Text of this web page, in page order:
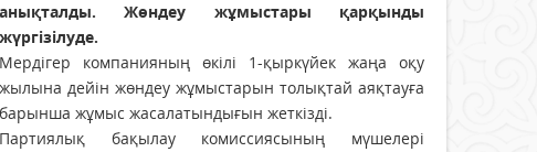
анықталды. Жөндеу жұмыстары қарқынды
жүргізілуде.
Мердігер компанияның өкілі 1-қыркүйек жаңа оқу
жылына дейін жөндеу жұмыстарын толықтай аяқтауға
барынша жұмыс жасалатындығын жеткізді.
Партиялық бақылау комиссиясының мүшелері